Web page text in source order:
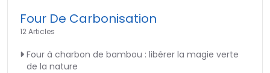
Four De Carbonisation
12 Articles
Four à charbon de bambou : libérer la magie verte
de la nature